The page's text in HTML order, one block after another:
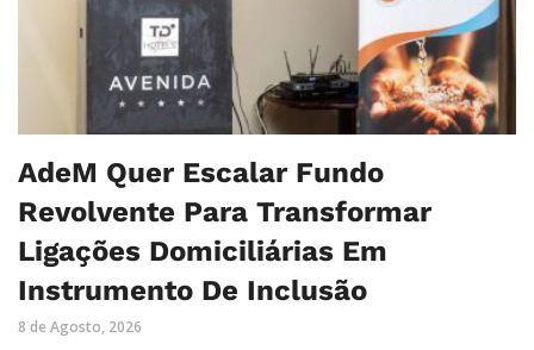
AdeM Quer Escalar Fundo
Revolvente Para Transformar
Ligações Domiciliárias Em
Instrumento De Inclusão
8 de Agosto, 2026